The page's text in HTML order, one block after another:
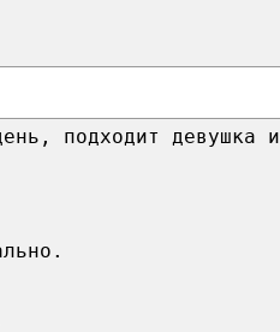
подходит девушка и